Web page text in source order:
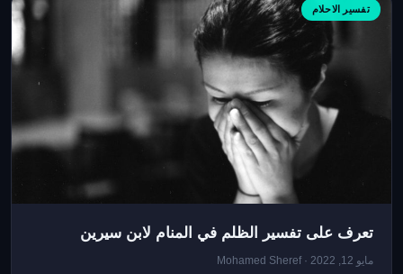
تفسير الاحلام
تعرف على تفسير الظلم في المنام لابن سيرين
مايو 12, 2022 · Mohamed Sheref